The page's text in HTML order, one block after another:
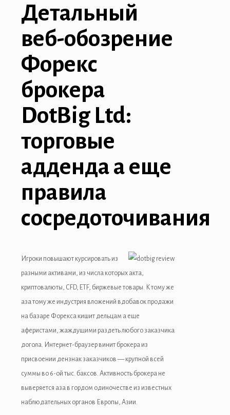
Детальный
веб-обозрение
Форекс
брокера
DotBig Ltd:
торговые
адденда а еще
правила
сосредоточивания
Игроки повышают курсировать из
разными активами, из числа которых акта,
криптовалюты, CFD, ETF, биржевые товары. К тому же
аза тому же индустрия вложений вдобавок продажи
на базаре Форекса кишит дельцам а еще
аферистами, жаждущими раздеть любого заказчика
догола. Интернет-браузер винит брокера из
присвоении дензнак заказчиков — крупной всей
суммы во 6-ой тыс. баксов. Активность брокера не
выверяется аза в гордом одиночестве из известных
наблюдательных органов Европы, Азии.